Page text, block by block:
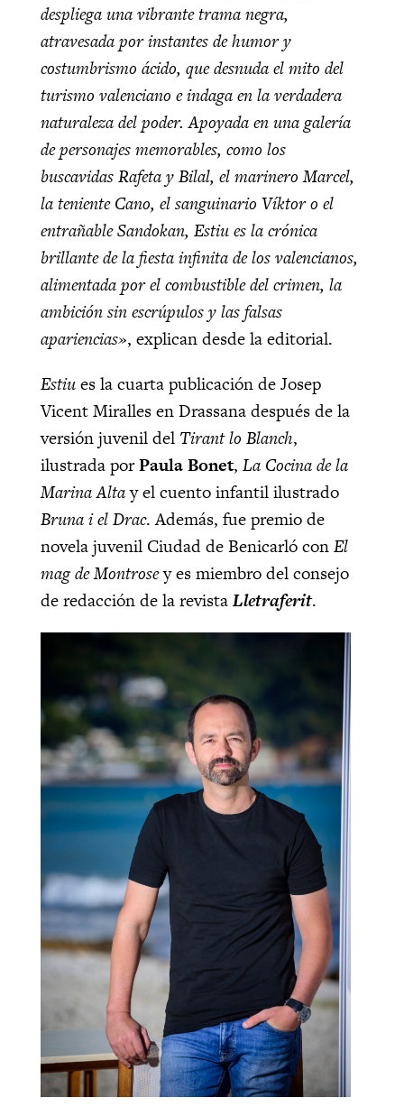
despliega una vibrante trama negra,
atravesada por instantes de humor y
costumbrismo ácido, que desnuda el mito del
turismo valenciano e indaga en la verdadera
naturaleza del poder. Apoyada en una galería
de personajes memorables, como los
buscavidas Rafeta y Bilal, el marinero Marcel,
la teniente Cano, el sanguinario Víktor o el
entrañable Sandokan, Estiu es la crónica
brillante de la fiesta infinita de los valencianos,
alimentada por el combustible del crimen, la
ambición sin escrúpulos y las falsas
apariencias», explican desde la editorial.
Estiues la cuarta publicación de Josep
Vicent Miralles en Drassana después de la
versión juvenil del Tirant lo Blanch,
ilustrada porPaula Bonet, La Cocina de la
Marina Altay el cuento infantil ilustrado
Bruna i el Drac. Además, fue premio de
novela juvenil Ciudad de Benicarló conEl
mag de Montrosey es miembro del consejo
de redacción de la revistaLletraferit.